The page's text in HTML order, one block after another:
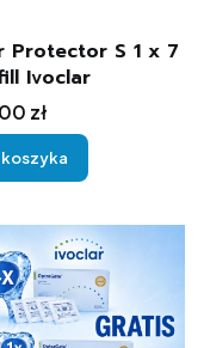
Protector S 1 x 7
Ivoclar
zł
koszyka